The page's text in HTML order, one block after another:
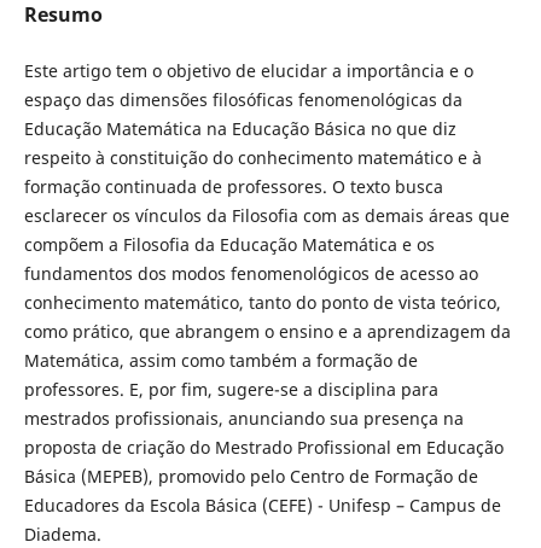
Resumo
Este artigo tem o objetivo de elucidar a importância e o
espaço das dimensões filosóficas fenomenológicas da
Educação Matemática na Educação Básica no que diz
respeito à constituição do conhecimento matemático e à
formação continuada de professores. O texto busca
esclarecer os vínculos da Filosofia com as demais áreas que
compõem a Filosofia da Educação Matemática e os
fundamentos dos modos fenomenológicos de acesso ao
conhecimento matemático, tanto do ponto de vista teórico,
como prático, que abrangem o ensino e a aprendizagem da
Matemática, assim como também a formação de
professores. E, por fim, sugere-se a disciplina para
mestrados profissionais, anunciando sua presença na
proposta de criação do Mestrado Profissional em Educação
Básica (MEPEB), promovido pelo Centro de Formação de
Educadores da Escola Básica (CEFE) - Unifesp – Campus de
Diadema.